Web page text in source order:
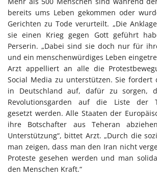
bereits ums Leben gekommen oder
Gerichten zu Tode verurteilt. „Die
sie einen Krieg gegen Gott geführt
Perserin. „Dabei sind sie doch nur für
und ein menschenwürdiges Leben
Arzt appelliert an alle die
Social Media zu unterstützen. Sie fordert
in Deutschland auf, dafür zu sorgen,
Revolutionsgarden auf die Liste der
gesetzt werden. Alle Staaten der
ihre Botschafter aus Teheran
Unterstützung“, bittet Arzt. „Durch die
man zeigen, dass man den Iran nicht
Proteste gesehen werden und man
den Menschen Kraft.“